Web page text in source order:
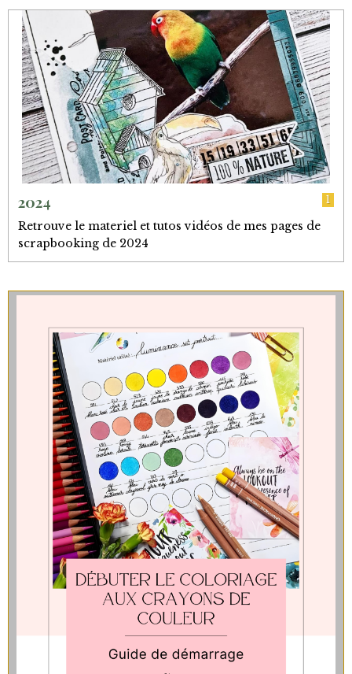
2024 1
Retrouve le materiel et tutos vidéos de mes pages de
scrapbooking de 2024